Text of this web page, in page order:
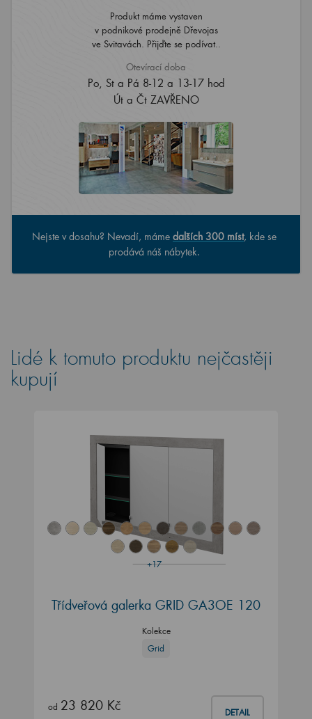
Produkt máme vystaven
v podnikové prodejně Dřevojas
ve Svitavách. Přijďte se podívat..
Otevírací doba
Po, St a Pá 8-12 a 13-17 hod
Út a Čt ZAVŘENO
Nejste v dosahu? Nevadí, máme dalších 300 míst, kde se
prodává náš nábytek.
Lidé k tomuto produktu nejčastěji
kupují
+17
Třídveřová galerka GRID GA3OE 120
Kolekce
Grid
od 23 820 Kč DETAIL